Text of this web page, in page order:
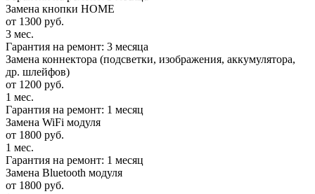
Замена кнопки HOME
от 1300 руб.
3 мес.
Гарантия на ремонт: 3 месяца
Замена коннектора (подсветки, изображения, аккумулятора,
др. шлейфов)
от 1200 руб.
1 мес.
Гарантия на ремонт: 1 месяц
Замена WiFi модуля
от 1800 руб.
1 мес.
Гарантия на ремонт: 1 месяц
Замена Bluetooth модуля
от 1800 руб.